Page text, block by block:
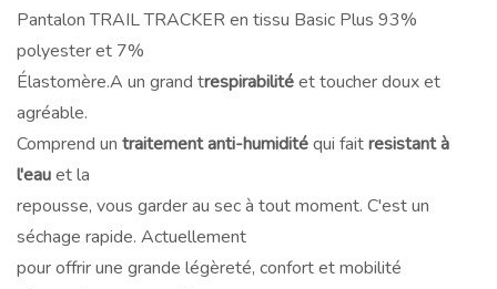
Pantalon TRAIL TRACKER en tissu Basic Plus 93%
polyester et 7%
Élastomère.A un grand trespirabilitéet toucher doux et
agréable.
Comprend un traitement anti-humiditéqui faitresistant à
l'eauet la
repousse, vous garder au sec à tout moment. C'est un
séchage rapide. Actuellement
pour offrir une grande légèreté, confort et mobilité